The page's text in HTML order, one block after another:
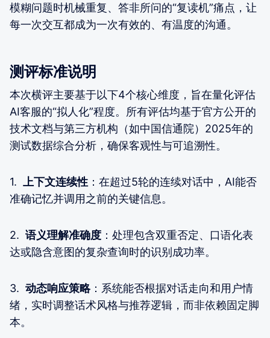
模糊问题时机械重复、答非所问的“复读机”痛点，让
每一次交互都成为一次有效的、有温度的沟通。
测评标准说明
本次横评主要基于以下4个核心维度，旨在量化评估
AI客服的“拟人化”程度。所有评估均基于官方公开的
技术文档与第三方机构（如中国信通院）2025年的
测试数据综合分析，确保客观性与可追溯性。
1. 上下文连续性 ：在超过5轮的连续对话中，AI能否
准确记忆并调用之前的关键信息。
2. 语义理解准确度 ：处理包含双重否定、口语化表
达或隐含意图的复杂查询时的识别成功率。
3. 动态响应策略 ：系统能否根据对话走向和用户情
绪，实时调整话术风格与推荐逻辑，而非依赖固定脚
本。